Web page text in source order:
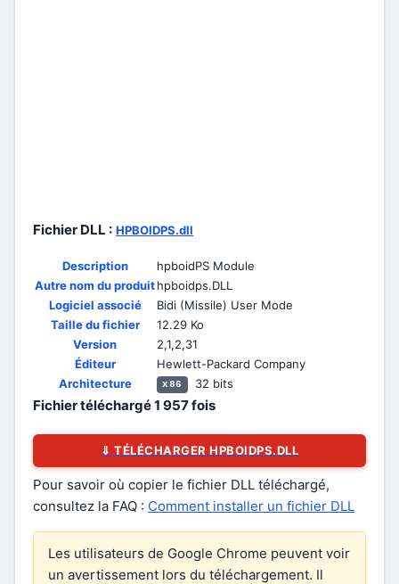
Fichier DLL : HPBOIDPS.dll
Description
hpboidPS Module
Autre nom du produithpboidps.DLL
Logiciel associé
Bidi (Missile) User Mode
Taille du fichier
12.29 Ko
Version
2,1,2,31
Éditeur
Hewlett-Packard Company
Architecture
x86 32 bits
Fichier téléchargé1 957fois
⇓ TÉLÉCHARGER HPBOIDPS.DLL
Pour savoir où copier le fichier DLL téléchargé,
consultez la FAQ : Comment installer un fichier DLL
Les utilisateurs de Google Chrome peuvent voir
un avertissement lors du téléchargement. Il